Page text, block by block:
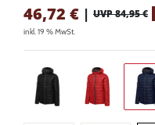
46,72 € | UVP 84,95 €
inkl. 19 % MwSt.